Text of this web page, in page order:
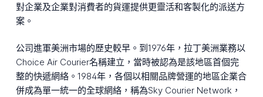
對企業及企業對消費者的貨運提供更靈活和客製化的派送方
案。
公司進軍美洲市場的歷史較早。到1976年，拉丁美洲業務以
Choice Air Courier名稱建立，當時被認為是該地區首個完
整的快遞網絡。1984年，各個以相關品牌營運的地區企業合
併成為單一統一的全球網絡，稱為Sky Courier Network，